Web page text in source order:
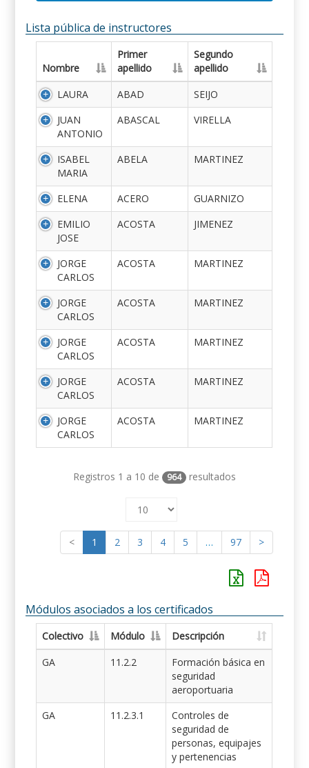
Lista pública de instructores
Nombre
Primer
apellido
Segundo
apellido
LAURA
ABAD
SEIJO
JUAN
ANTONIO
ABASCAL VIRELLA
ISABEL
MARIA
ABELA MARTINEZ
ELENA ACERO
GUARNIZO
EMILIO
JOSE
ACOSTA JIMENEZ
JORGE
CARLOS
ACOSTA MARTINEZ
JORGE
CARLOS
ACOSTA MARTINEZ
JORGE
CARLOS
ACOSTA MARTINEZ
JORGE
CARLOS
ACOSTA MARTINEZ
JORGE
CARLOS
ACOSTA MARTINEZ
Registros 1 a 10 de 964 resultados
< 1 2 3 4 5 … 97 >
Módulos asociados a los certificados
Colectivo Módulo
Descripción
GA
11.2.2
Formación básica en
seguridad
aeroportuaria
GA
11.2.3.1
Controles de
seguridad de
personas, equipajes
y pertenencias